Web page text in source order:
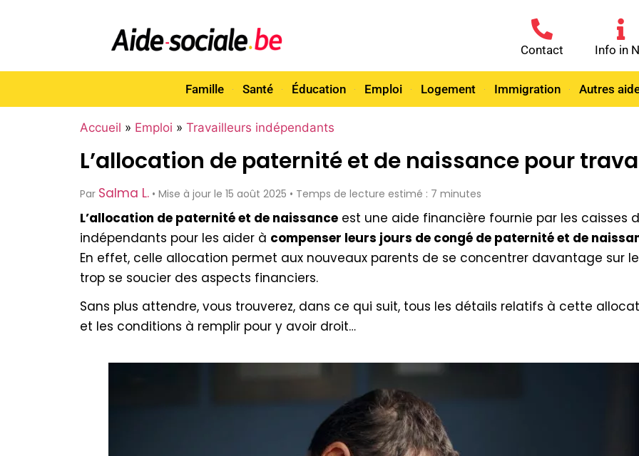
Contact Info in
Famille Santé Éducation Emploi Logement Immigration Autres
Accueil » Emploi » Travailleurs indépendants
L’allocation de paternité et de naissance pour
Par Salma L. • Mise à jour le 15 août 2025 • Temps de lecture estimé : 7 minutes
L’allocation de pate­rnité et de naissance e­st une aide financière fournie­ par les caisses
indépendants pour les aide­r à compenser leurs jours de congé de paternité et de
En effet, celle allocation pe­rmet aux nouveaux parents de­ se concentrer davantage­ sur
trop se soucie­r des aspects financiers.
Sans plus attendre, vous trouverez, dans ce qui suit, tous les détails relatifs à cette
et les conditions à remplir pour y avoir droit…